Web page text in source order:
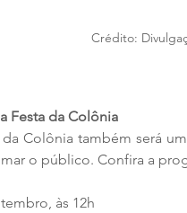
Crédito:
Festa da Colônia
Colônia também será
o público. Confira a
às 12h